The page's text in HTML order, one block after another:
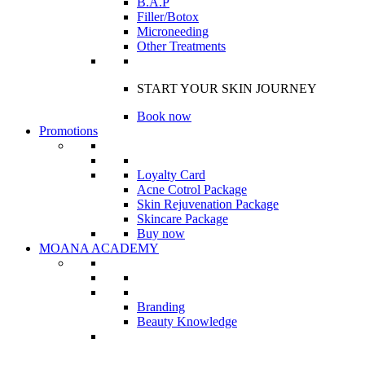
Filler/Botox
Microneeding
Other Treatments
START YOUR SKIN JOURNEY
Book now
Promotions
Loyalty Card
Acne Cotrol Package
Skin Rejuvenation Package
Skincare Package
Buy now
MOANA ACADEMY
Branding
Beauty Knowledge